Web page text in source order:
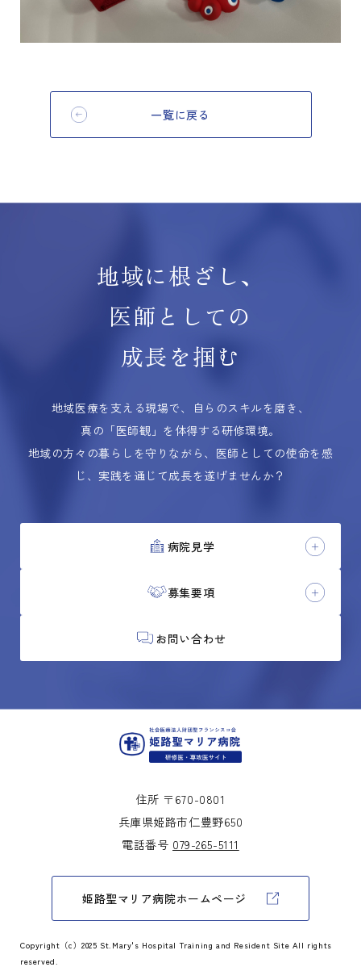
一覧に戻る
地域に根ざし、
医師としての
成長を掴む
地域医療を支える現場で、自らのスキルを磨き、
真の「医師観」を体得する研修環境。
地域の方々の暮らしを守りながら、医師としての使命を感
じ、実践を通じて成長を遂げませんか？
病院見学
募集要項
お問い合わせ
住所 〒670-0801
兵庫県姫路市仁豊野650
電話番号 079-265-5111
姫路聖マリア病院ホームページ
Copyright（c）2025 St.Mary's Hospital Training and Resident Site All rights
reserved.